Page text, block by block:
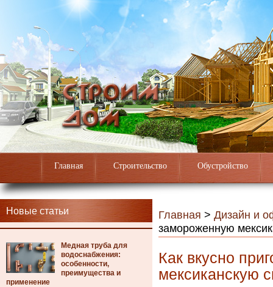
Главная Строительство Обустройство
Новые статьи
Медная труба для
водоснабжения:
особенности,
преимущества и
применение
Главная > Дизайн и
замороженную
Как вкусно
мексиканскую